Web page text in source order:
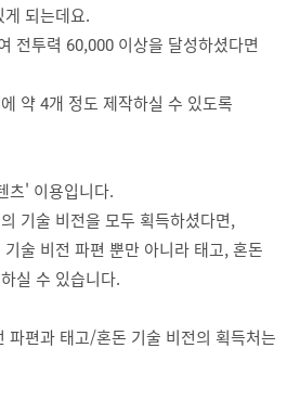
되는데요.
전투력 60,000 이상을 달성하셨다면
약 4개 정도 제작하실 수 있도록
츠' 이용입니다.
기술 비전을 모두 획득하셨다면,
술 비전 파편 뿐만 아니라 태고, 혼돈
실 수 있습니다.
파편과 태고/혼돈 기술 비전의 획득처는